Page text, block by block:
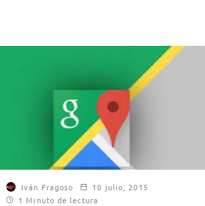
Iván Fragoso
10 julio, 2015
1 Minuto de lectura